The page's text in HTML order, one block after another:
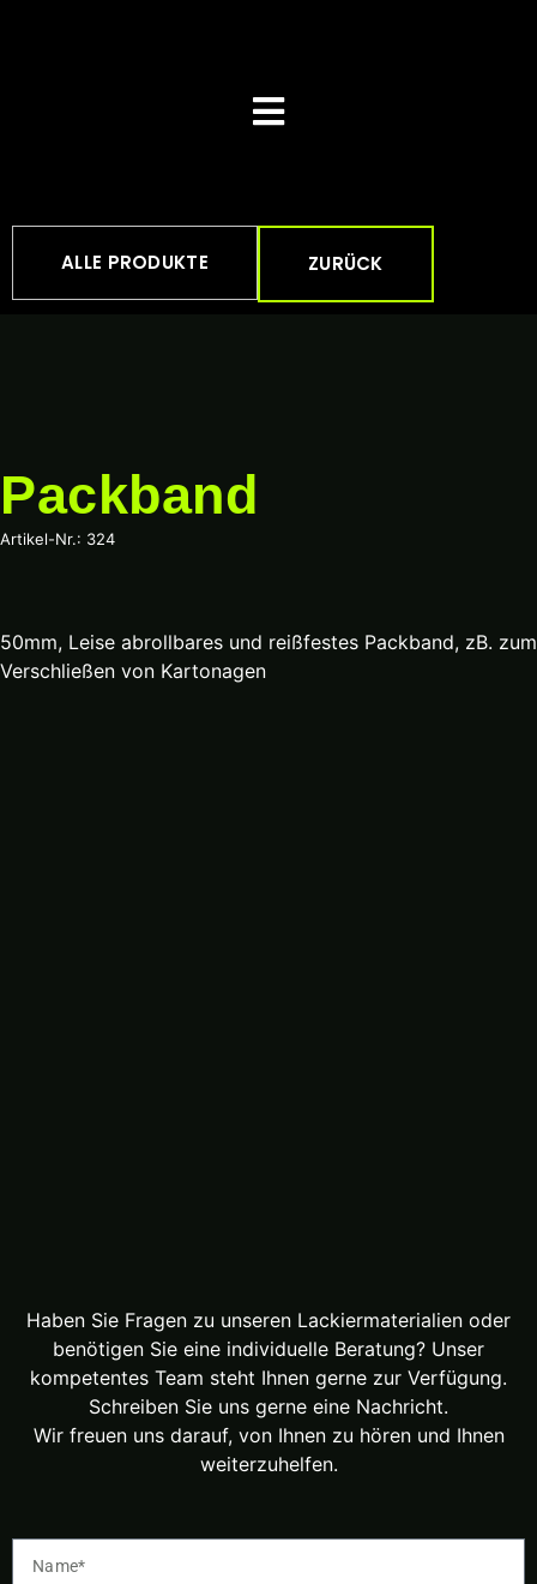
ALLE PRODUKTE ZURÜCK
Packband
Artikel-Nr.: 324
50mm, Leise abrollbares und reißfestes Packband, zB. zum
Verschließen von Kartonagen
Haben Sie Fragen zu unseren Lackiermaterialien oder
benötigen Sie eine individuelle Beratung? Unser
kompetentes Team steht Ihnen gerne zur Verfügung.
Schreiben Sie uns gerne eine Nachricht.
Wir freuen uns darauf, von Ihnen zu hören und Ihnen
weiterzuhelfen.